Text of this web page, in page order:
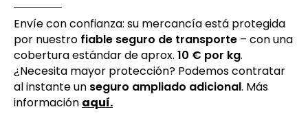
Envíe con confianza: su mercancía está protegida
por nuestro fiable seguro de transporte – con una
cobertura estándar de aprox. 10 € por kg.
¿Necesita mayor protección? Podemos contratar
al instante un seguro ampliado adicional. Más
información aquí.